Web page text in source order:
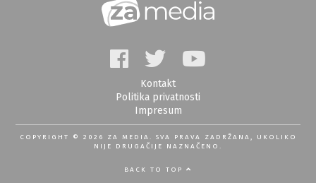
Kontakt
Politika privatnosti
Impresum
COPYRIGHT © 2026 ZA MEDIA. SVA PRAVA ZADRŽANA, UKOLIKO
NIJE DRUGAČIJE NAZNAČENO.
BACK TO TOP